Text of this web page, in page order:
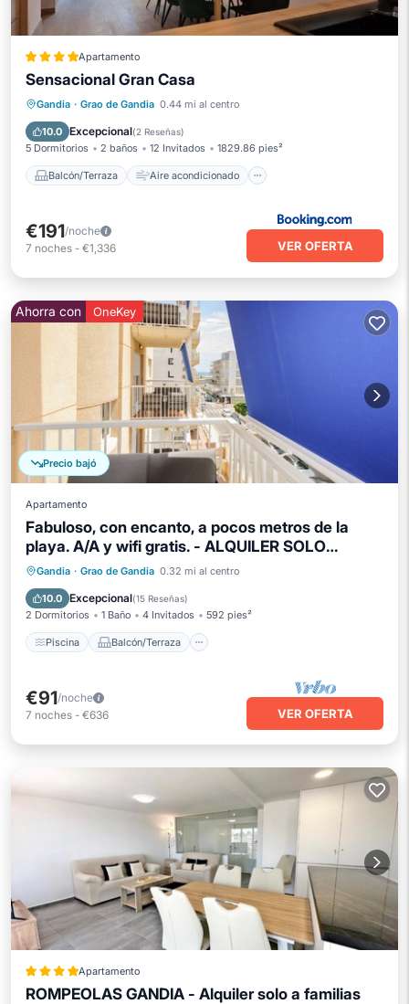
Apartamento
Sensacional Gran Casa
Gandia · Grao de Gandia 0.44 mi al centro
10.0 Excepcional(2 Reseñas)
5 Dormitorios 2 baños 12 Invitados 1829.86 pies²
Balcón/Terraza Aire acondicionado
Balcón/Terraza
Aire acondicionado
Internet
Se admiten mascotas
€191/noche
7 noches - €1,336 VER OFERTA
Precio bajó
Ahorra con OneKey
Apartamento
Fabuloso, con encanto, a pocos metros de la
playa. A/A y wifi gratis. - ALQUILER SOLO
FAMILIAS
Gandia · Grao de Gandia 0.32 mi al centro
10.0 Excepcional(15 Reseñas)
2 Dormitorios 1 Baño 4 Invitados 592 pies²
Piscina Balcón/Terraza
Piscina Balcón/Terraza
Aire acondicionado
€91/noche
7 noches - €636 VER OFERTA
Apartamento
ROMPEOLAS GANDIA - Alquiler solo a familias